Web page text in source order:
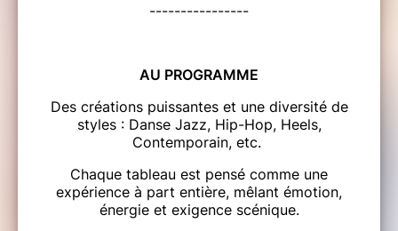
----------------
AU PROGRAMME
Des créations puissantes et une diversité de
styles : Danse Jazz, Hip-Hop, Heels,
Contemporain, etc.
Chaque tableau est pensé comme une
expérience à part entière, mêlant émotion,
énergie et exigence scénique.